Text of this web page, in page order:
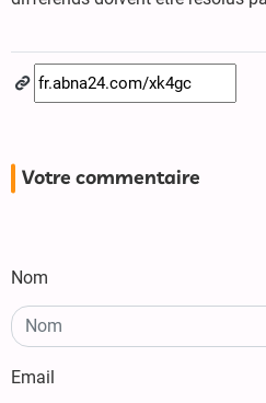
Votre commentaire
Nom
Email